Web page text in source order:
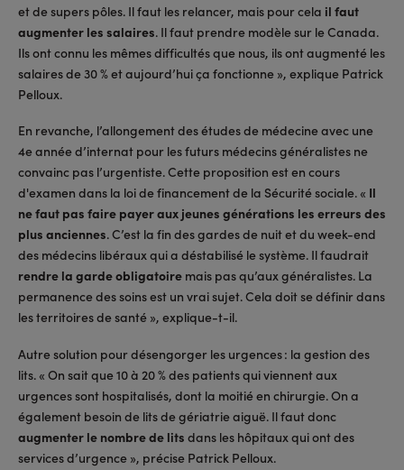
et de supers pôles. Il faut les relancer, mais pour cela il faut
augmenter les salaires. Il faut prendre modèle sur le Canada.
Ils ont connu les mêmes difficultés que nous, ils ont augmenté les
salaires de 30 % et aujourd’hui ça fonctionne », explique Patrick
Pelloux.
En revanche, l’allongement des études de médecine avec une
4e année d’internat pour les futurs médecins généralistes ne
convainc pas l’urgentiste. Cette proposition est en cours
d'examen dans la loi de financement de la Sécurité sociale. « Il
ne faut pas faire payer aux jeunes générations les erreurs des
plus anciennes. C’est la fin des gardes de nuit et du week-end
des médecins libéraux qui a déstabilisé le système. Il faudrait
rendre la garde obligatoire mais pas qu’aux généralistes. La
permanence des soins est un vrai sujet. Cela doit se définir dans
les territoires de santé », explique-t-il.
Autre solution pour désengorger les urgences : la gestion des
lits. « On sait que 10 à 20 % des patients qui viennent aux
urgences sont hospitalisés, dont la moitié en chirurgie. On a
également besoin de lits de gériatrie aiguë. Il faut donc
augmenter le nombre de lits dans les hôpitaux qui ont des
services d’urgence », précise Patrick Pelloux.